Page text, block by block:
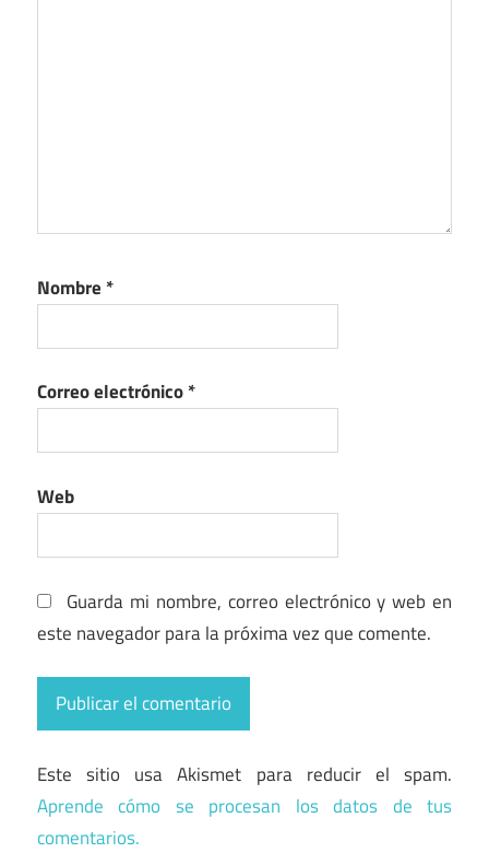
Nombre *
Correo electrónico*
Web
Guarda mi nombre, correo electrónico y web en
este navegador para la próxima vez que comente.
Este sitio usa Akismet para reducir el spam.
Aprende cómo se procesan los datos de tus
comentarios.